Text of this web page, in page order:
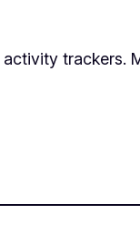
trackers.